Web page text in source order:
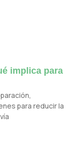
implica para
para reducir la